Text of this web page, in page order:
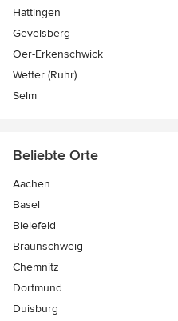
Hattingen
Gevelsberg
Oer-Erkenschwick
Wetter (Ruhr)
Selm
Beliebte Orte
Aachen
Basel
Bielefeld
Braunschweig
Chemnitz
Dortmund
Duisburg